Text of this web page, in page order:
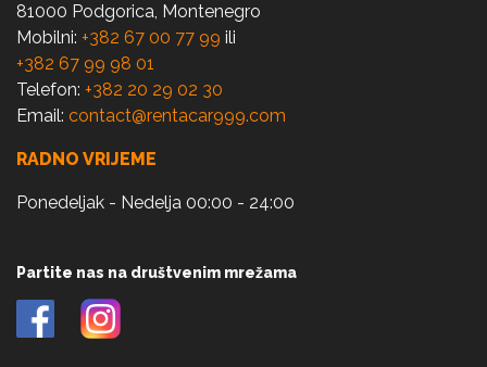
81000 Podgorica, Montenegro
Mobilni: +382 67 00 77 99 ili
+382 67 99 98 01
Telefon: +382 20 29 02 30
Email: contact@rentacar999.com
RADNO VRIJEME
Ponedeljak - Nedelja 00:00 - 24:00
Partite nas na društvenim mrežama